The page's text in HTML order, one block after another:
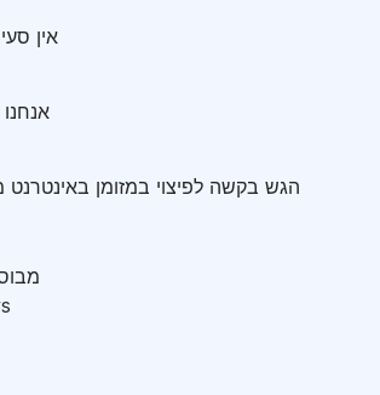
אין
הגש בקשה לפיצוי במזומן